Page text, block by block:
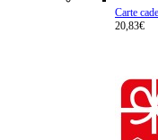
Carte
20,83€